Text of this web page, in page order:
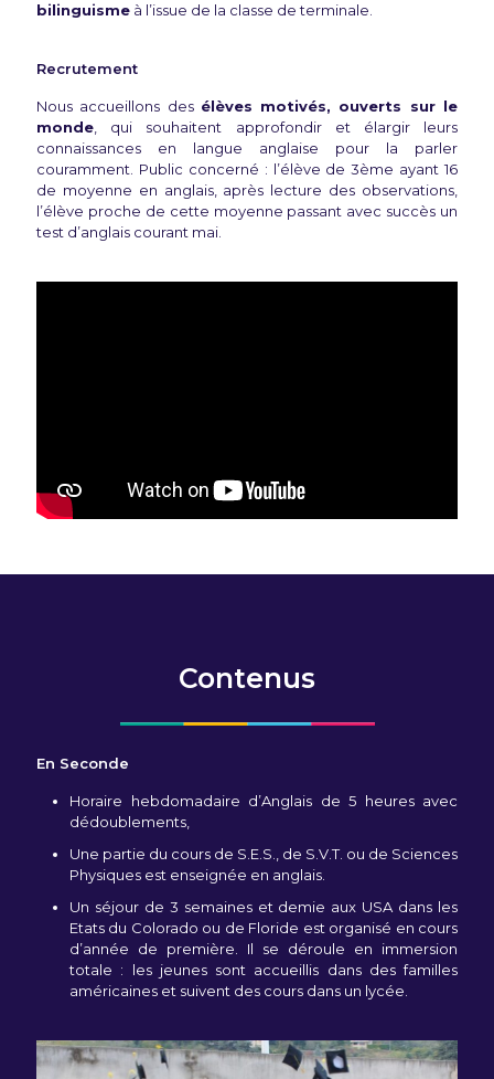
bilinguisme à l’issue de la classe de terminale.
Recrutement
Nous accueillons des élèves motivés, ouverts sur le
monde , qui souhaitent approfondir et élargir leurs
connaissances en langue anglaise pour la parler
couramment. Public concerné : l’élève de 3ème ayant 16
de moyenne en anglais, après lecture des observations,
l’élève proche de cette moyenne passant avec succès un
test d’anglais courant mai.​​
Contenus
En Seconde
Horaire hebdomadaire d’Anglais de 5 heures avec
dédoublements,
Une partie du cours de S.E.S., de S.V.T. ou de Sciences
Physiques est enseignée en anglais.
Un séjour de 3 semaines et demie aux USA dans les
Etats du Colorado ou de Floride est organisé en cours
d’année de première. Il se déroule en immersion
totale : les jeunes sont accueillis dans des familles
américaines et suivent des cours dans un lycée.